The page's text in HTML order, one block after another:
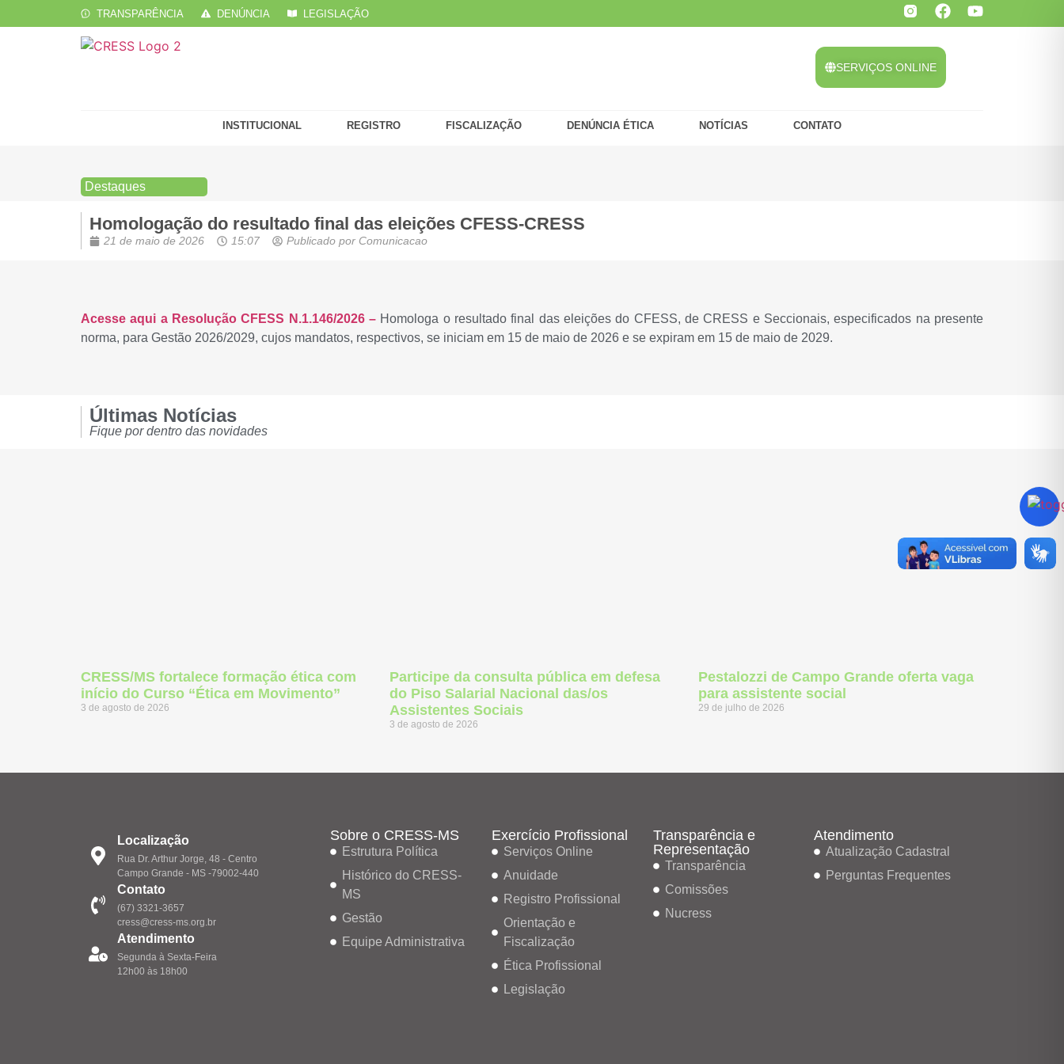
TRANSPARÊNCIA DENÚNCIA LEGISLAÇÃO
SERVIÇOS ONLINE
INSTITUCIONAL REGISTRO FISCALIZAÇÃO DENÚNCIA ÉTICA NOTÍCIAS CONTATO
Destaques
Homologação do resultado final das eleições CFESS-CRESS
21 de maio de 2026 15:07 Publicado por Comunicacao
Acesse aqui a Resolução CFESS N.1.146/2026 – Homologa o resultado final das eleições do CFESS, de CRESS e Seccionais, especificados na presente
norma, para Gestão 2026/2029, cujos mandatos, respectivos, se iniciam em 15 de maio de 2026 e se expiram em 15 de maio de 2029.
Últimas Notícias
Fique por dentro das novidades
CRESS/MS fortalece formação ética com
início do Curso “Ética em Movimento”
3 de agosto de 2026
Participe da consulta pública em defesa
do Piso Salarial Nacional das/os
Assistentes Sociais
3 de agosto de 2026
Pestalozzi de Campo Grande oferta vaga
para assistente social
29 de julho de 2026
Localização
Rua Dr. Arthur Jorge, 48 - Centro
Campo Grande - MS -79002-440
Contato
(67) 3321-3657
cress@cress-ms.org.br
Atendimento
Segunda à Sexta-Feira
12h00 às 18h00
Sobre o CRESS-MS
Estrutura Política
Histórico do CRESS-
MS
Gestão
Equipe Administrativa
Exercício Profissional
Serviços Online
Anuidade
Registro Profissional
Orientação e
Fiscalização
Ética Profissional
Legislação
Transparência e
Representação
Transparência
Comissões
Nucress
Atendimento
Atualização Cadastral
Perguntas Frequentes